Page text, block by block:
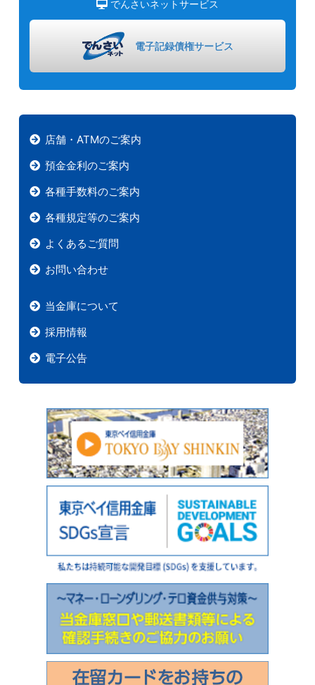
でんさいネットサービス
電子記録債権サービス
店舗・ATMのご案内
預金金利のご案内
各種手数料のご案内
各種規定等のご案内
よくあるご質問
お問い合わせ
当金庫について
採用情報
電子公告